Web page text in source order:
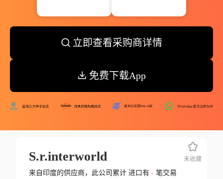
立即查看采购商详情
免费下载App
S.r.interworld
来自印度的供应商，此公司累计 进口有 -笔交易
未收藏